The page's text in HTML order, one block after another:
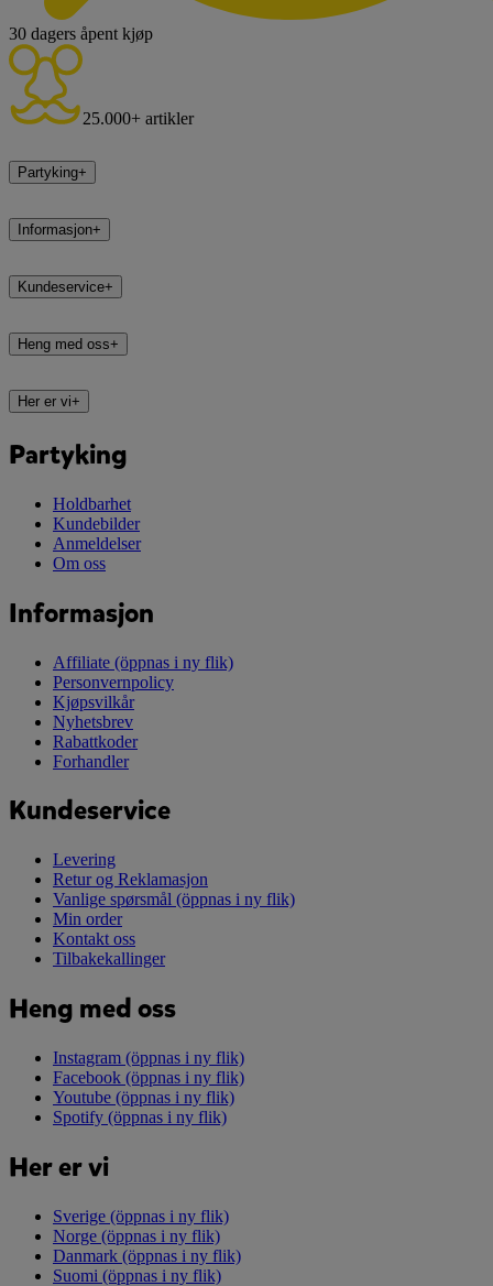
30 dagers åpent kjøp
25.000+ artikler
Partyking+
Informasjon+
Kundeservice+
Heng med oss+
Her er vi+
Partyking
Holdbarhet
Kundebilder
Anmeldelser
Om oss
Informasjon
Affiliate (öppnas i ny flik)
Personvernpolicy
Kjøpsvilkår
Nyhetsbrev
Rabattkoder
Forhandler
Kundeservice
Levering
Retur og Reklamasjon
Vanlige spørsmål (öppnas i ny flik)
Min order
Kontakt oss
Tilbakekallinger
Heng med oss
Instagram (öppnas i ny flik)
Facebook (öppnas i ny flik)
Youtube (öppnas i ny flik)
Spotify (öppnas i ny flik)
Her er vi
Sverige (öppnas i ny flik)
Norge (öppnas i ny flik)
Danmark (öppnas i ny flik)
Suomi (öppnas i ny flik)